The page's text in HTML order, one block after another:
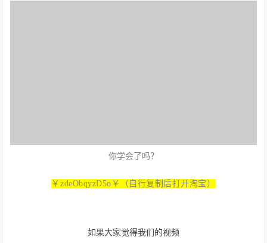
你学会了吗？
￥zdeObqyzD5o￥（自行复制后打开淘宝）
如果大家觉得我们的视频